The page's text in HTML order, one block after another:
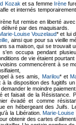
Kozak et sa femme Irène
et internés
fut remise en liberté
délivré par des maquisards.
Louise Vouzelaud* et lui
, ainsi que pour sa vieille
sa maison, qui se trouvait
s'en occupa pendant
de vie étaient
commencèrent à se
à ses amis, Marilou* et
la disposition des fugitifs
le moindre
et faisait de la Résistance.
évadé et comme
en hébergeant des Juifs.
la Libération.Marie-Louise
obtenir des cartes